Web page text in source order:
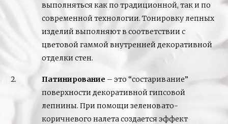
выполняться как по традиционной, так и по
современной технологии. Тонировку лепных
изделий выполняют в соответствии с
цветовой гаммой внутренней декоративной
отделки стен.
Патинирование – это “состаривание”
поверхности декоративной гипсовой
лепнины. При помощи зеленовато-
коричневого налета создается эффект